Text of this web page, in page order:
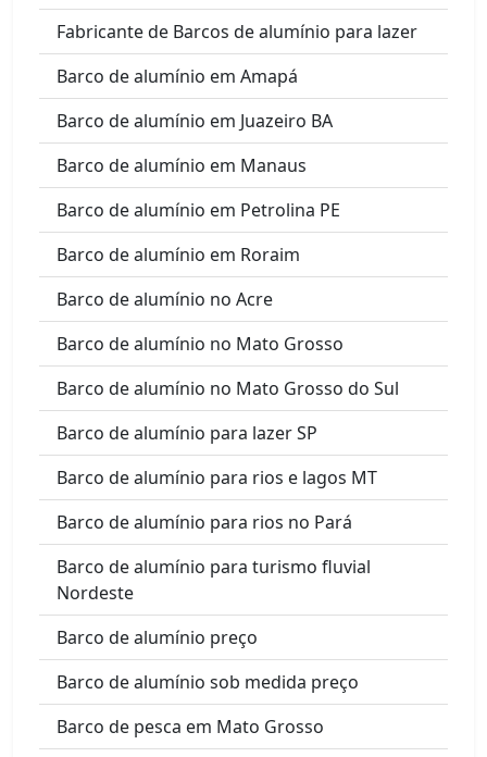
Fabricante de Barcos de alumínio para lazer
Barco de alumínio em Amapá
Barco de alumínio em Juazeiro BA
Barco de alumínio em Manaus
Barco de alumínio em Petrolina PE
Barco de alumínio em Roraim
Barco de alumínio no Acre
Barco de alumínio no Mato Grosso
Barco de alumínio no Mato Grosso do Sul
Barco de alumínio para lazer SP
Barco de alumínio para rios e lagos MT
Barco de alumínio para rios no Pará
Barco de alumínio para turismo fluvial
Nordeste
Barco de alumínio preço
Barco de alumínio sob medida preço
Barco de pesca em Mato Grosso